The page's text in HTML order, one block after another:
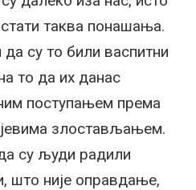
таква понашања.
су то били васпитни
то да их данас
поступањем према
злостављањем.
су људи радили
што није оправдање,